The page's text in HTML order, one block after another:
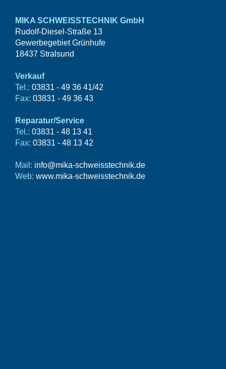
MIKA SCHWEISSTECHNIK GmbH
Rudolf-Diesel-Straße 13
Gewerbegebiet Grünhufe
18437 Stralsund
Verkauf
Tel.: 03831 - 49 36 41/42
Fax: 03831 - 49 36 43
Reparatur/Service
Tel.: 03831 - 48 13 41
Fax: 03831 - 48 13 42
Mail: info@mika-schweisstechnik.de
Web: www.mika-schweisstechnik.de